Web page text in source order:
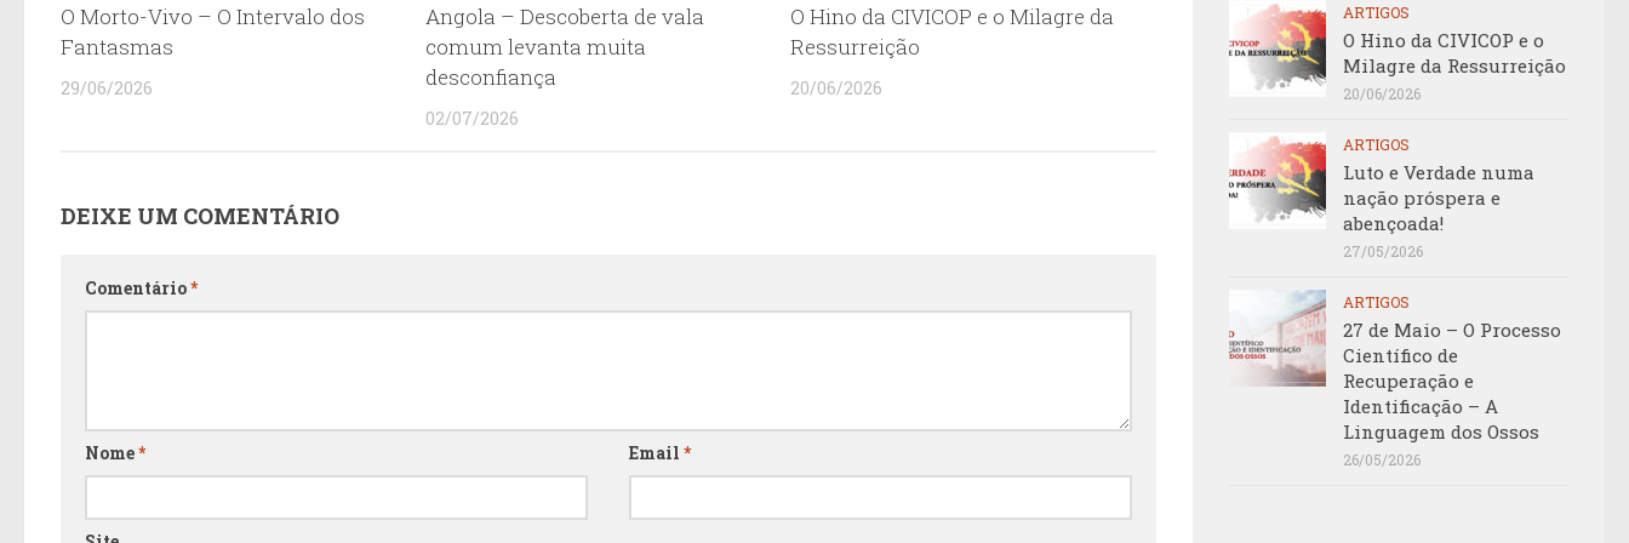
O Morto-Vivo – O Intervalo dos
Fantasmas
29/06/2026
Angola – Descoberta de vala
comum levanta muita
desconfiança
02/07/2026
O Hino da CIVICOP e o Milagre da
Ressurreição
20/06/2026
DEIXE UM COMENTÁRIO
Comentário*
Nome* Email*
ARTIGOS
O Hino da CIVICOP e o
Milagre da Ressurreição
20/06/2026
ARTIGOS
Luto e Verdade numa
nação próspera e
abençoada!
27/05/2026
ARTIGOS
27 de Maio – O Processo
Científico de
Recuperação e
Identificação – A
Linguagem dos Ossos
26/05/2026